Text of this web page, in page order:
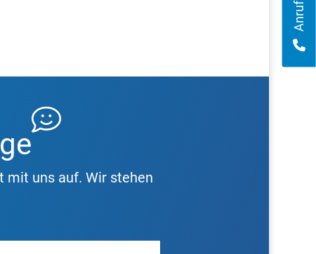
mit uns auf. Wir stehen
Anruf